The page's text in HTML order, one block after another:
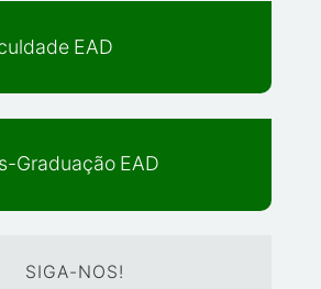
EAD
Graduação EAD
SIGA-NOS!